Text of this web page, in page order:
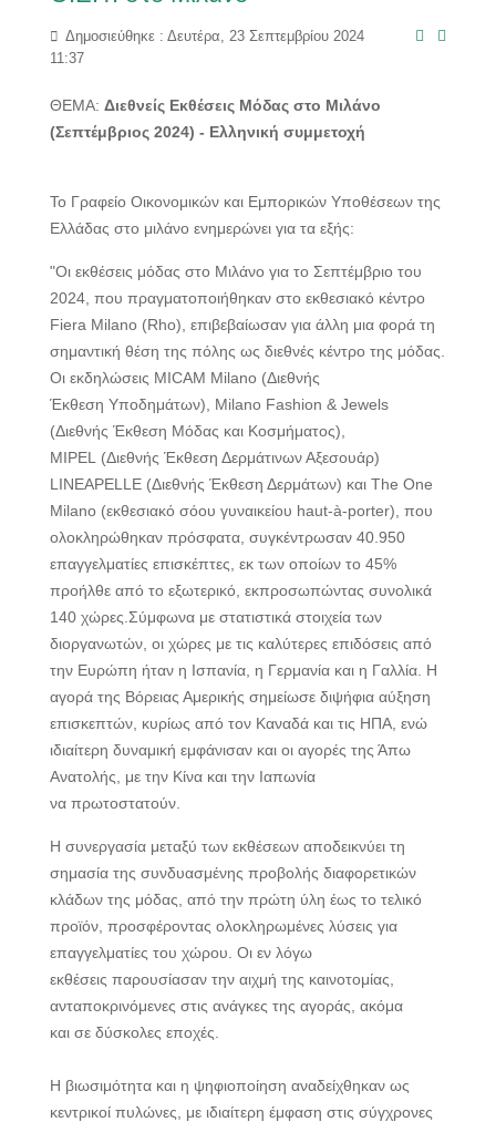
Δημοσιεύθηκε : Δευτέρα, 23 Σεπτεμβρίου 2024
11:37
ΘΕΜΑ: Διεθνείς Εκθέσεις Μόδας στο Μιλάνο
(Σεπτέμβριος 2024) - Ελληνική συμμετοχή
Το Γραφείο Οικονομικών και Εμπορικών Υποθέσεων της
Ελλάδας στο μιλάνο ενημερώνει για τα εξής:
"Οι εκθέσεις μόδας στο Μιλάνο για το Σεπτέμβριο του
2024, που πραγματοποιήθηκαν στο εκθεσιακό κέντρο
Fiera Milano (Rho), επιβεβαίωσαν για άλλη μια φορά τη
σημαντική θέση της πόλης ως διεθνές κέντρο της μόδας.
Οι εκδηλώσεις MICAM Milano (Διεθνής
Έκθεση Υποδημάτων), Milano Fashion & Jewels
(Διεθνής Έκθεση Μόδας και Κοσμήματος),
MIPEL (Διεθνής Έκθεση Δερμάτινων Αξεσουάρ)
LINEAPELLE (Διεθνής Έκθεση Δερμάτων) και The One
Milano (εκθεσιακό σόου γυναικείου haut-à-porter), που
ολοκληρώθηκαν πρόσφατα, συγκέντρωσαν 40.950
επαγγελματίες επισκέπτες, εκ των οποίων το 45%
προήλθε από το εξωτερικό, εκπροσωπώντας συνολικά
140 χώρες.Σύμφωνα με στατιστικά στοιχεία των
διοργανωτών, οι χώρες με τις καλύτερες επιδόσεις από
την Ευρώπη ήταν η Ισπανία, η Γερμανία και η Γαλλία. Η
αγορά της Βόρειας Αμερικής σημείωσε διψήφια αύξηση
επισκεπτών, κυρίως από τον Καναδά και τις ΗΠΑ, ενώ
ιδιαίτερη δυναμική εμφάνισαν και οι αγορές της Άπω
Ανατολής, με την Κίνα και την Ιαπωνία
να πρωτοστατούν.
Η συνεργασία μεταξύ των εκθέσεων αποδεικνύει τη
σημασία της συνδυασμένης προβολής διαφορετικών
κλάδων της μόδας, από την πρώτη ύλη έως το τελικό
προϊόν, προσφέροντας ολοκληρωμένες λύσεις για
επαγγελματίες του χώρου. Οι εν λόγω
εκθέσεις παρουσίασαν την αιχμή της καινοτομίας,
ανταποκρινόμενες στις ανάγκες της αγοράς, ακόμα
και σε δύσκολες εποχές.
Η βιωσιμότητα και η ψηφιοποίηση αναδείχθηκαν ως
κεντρικοί πυλώνες, με ιδιαίτερη έμφαση στις σύγχρονες